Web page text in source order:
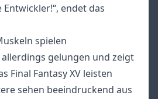
endet das
spielen
gelungen und zeigt
Final Fantasy XV leisten
sehen beeindruckend aus